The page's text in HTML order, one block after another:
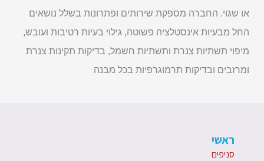
או שגוי. החברה מספקת שירותים ופתרונות בשלל נושאים
החל מבעיות אינסטלציה פשוטה, גילוי בעיות רטיבות ועובש,
מיפוי תשתיות צנרת ותשתיות חשמל, בדיקות תקינות צנרת
ומרזבים ובדיקות תרמוגרפיות בכל מבנה
ראשי
סניפים